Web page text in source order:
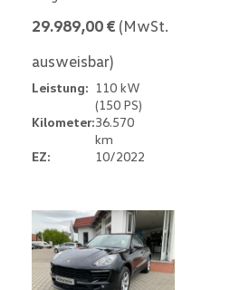
29.989,00 € (MwSt.
ausweisbar)
Leistung: 110 kW
(150 PS)
Kilometer:36.570
km
EZ:
10/2022